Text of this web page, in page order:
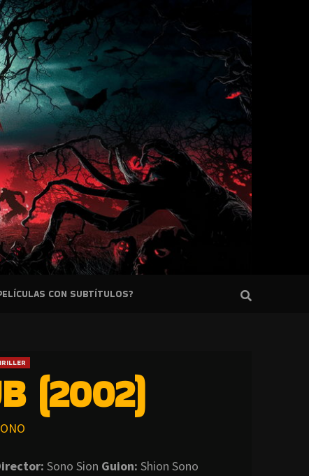
CON SUBTÍTULOS?
(2002)
Sono Sion Guion: Shion Sono